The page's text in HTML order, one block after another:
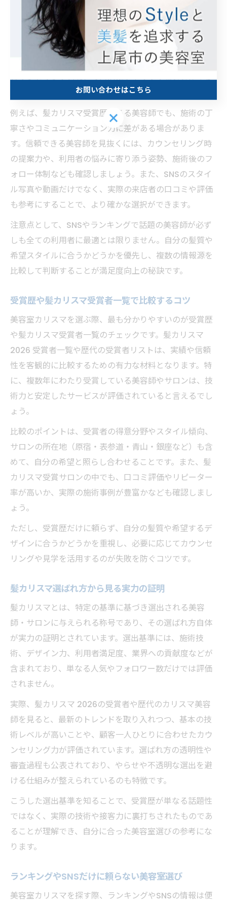
サロンに与えられる称号であり、多くの利用者が「信頼
できる美容師」を見極めるための指標としています。し
かし、単に有名な名前や話題性だけで選ぶのはリスクも
伴います。信頼性は、受賞歴や口コミ、実際の技術力、
カウンセリング力など多角的にチェックすることが重要
例えば、髪カリスマ受賞歴がある美容師でも、施術の丁
寧さやコミュニケーション力に差がある場合がありま
す。信頼できる美容師を見抜くには、カウンセリング時
の提案力や、利用者の悩みに寄り添う姿勢、施術後のフ
ォロー体制なども確認しましょう。また、SNSのスタイ
ル写真や動画だけでなく、実際の来店者の口コミや評価
も参考にすることで、より確かな選択ができます。
注意点として、SNSやランキングで話題の美容師が必ず
しも全ての利用者に最適とは限りません。自分の髪質や
希望スタイルに合うかどうかを優先し、複数の情報源を
比較して判断することが満足度向上の秘訣です。
受賞歴や髪カリスマ受賞者一覧で比較するコツ
美容室カリスマを選ぶ際、最も分かりやすいのが受賞歴
や髪カリスマ受賞者一覧のチェックです。髪カリスマ
2026 受賞者一覧や歴代の受賞者リストは、実績や信頼
性を客観的に比較するための有力な材料となります。特
に、複数年にわたり受賞している美容師やサロンは、技
術力と安定したサービスが評価されていると言えるでし
ょう。
比較のポイントは、受賞者の得意分野やスタイル傾向、
サロンの所在地（原宿・表参道・青山・銀座など）も含
めて、自分の希望と照らし合わせることです。また、髪
カリスマ受賞サロンの中でも、口コミ評価やリピーター
率が高いか、実際の施術事例が豊富かなども確認しまし
ょう。
ただし、受賞歴だけに頼らず、自分の髪質や希望するデ
ザインに合うかどうかを重視し、必要に応じてカウンセ
リングや見学を活用するのが失敗を防ぐコツです。
髪カリスマ選ばれ方から見る実力の証明
髪カリスマとは、特定の基準に基づき選出される美容
師・サロンに与えられる称号であり、その選ばれ方自体
が実力の証明とされています。選出基準には、施術技
術、デザイン力、利用者満足度、業界への貢献度などが
含まれており、単なる人気やフォロワー数だけでは評価
されません。
実際、髪カリスマ 2026の受賞者や歴代のカリスマ美容
師を見ると、最新のトレンドを取り入れつつ、基本の技
術レベルが高いことや、顧客一人ひとりに合わせたカウ
ンセリング力が評価されています。選ばれ方の透明性や
審査過程も公表されており、やらせや不透明な選出を避
ける仕組みが整えられているのも特徴です。
こうした選出基準を知ることで、受賞歴が単なる話題性
ではなく、実際の技術や接客力に裏打ちされたものであ
ることが理解でき、自分に合った美容室選びの参考にな
ります。
ランキングやSNSだけに頼らない美容室選び
美容室カリスマを探す際、ランキングやSNSの情報は便
お問い合わせはこちら
お問い合わせはこちら